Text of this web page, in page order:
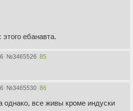
ебанавта.
№3465526 85
№3465530 86
однако, все живы кроме индуски